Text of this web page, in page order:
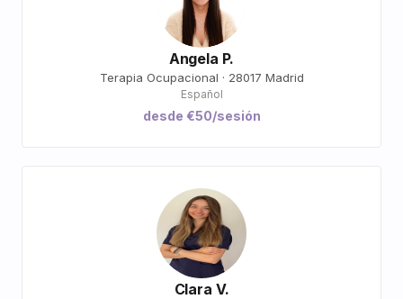
Angela P.
Terapia Ocupacional · 28017 Madrid
Español
desde €50/sesión
Clara V.